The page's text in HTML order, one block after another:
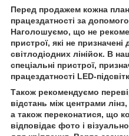
Перед продажем кожна
працездатності за
Наголошуємо, що не
пристрої, які не
світлодіодних лінійок. В
спеціальні пристрої,
працездатності LED-
Також рекомендуємо
відстань між центрами лінз,
а також переконатися, що
відповідає фото і